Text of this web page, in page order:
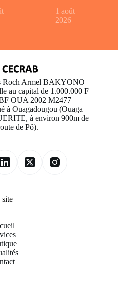
1 août
2026
Roch Armel BAKYONO
au capital de 1.000.000 F
OUA 2002 M2477 |
à Ouagadougou (Ouaga
à environ 900m de
de Pô).
site